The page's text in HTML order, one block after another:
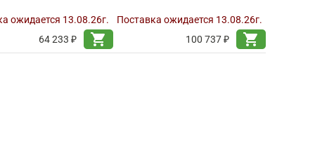
ожидается 13.08.26г.
64 233 ₽
shopping_cart
Поставка ожидается 13.08.26г.
100 737 ₽
shopping_cart